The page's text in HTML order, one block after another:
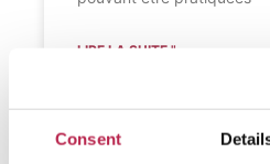
Consent
LIRE LA SUITE "